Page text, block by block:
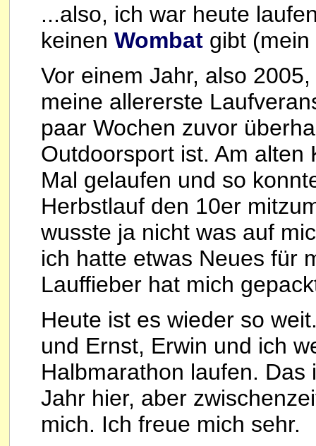
...also, ich war heute
keinen Wombat gibt
Vor einem Jahr, also
meine allererste
paar Wochen zuvor
Outdoorsport ist. Am alten
Mal gelaufen und so
Herbstlauf den 10er
wusste ja nicht was auf
ich hatte etwas Neues für
Lauffieber hat mich
Heute ist es wieder so
und Ernst, Erwin und ich
Halbmarathon laufen.
Jahr hier, aber
mich. Ich freue mich sehr.